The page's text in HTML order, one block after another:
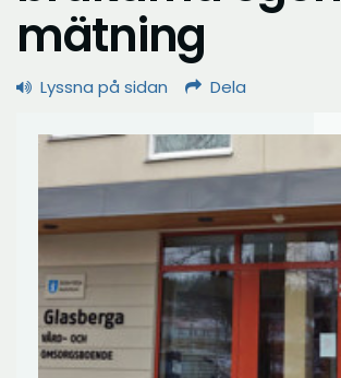
mätning
Lyssna på sidan Dela